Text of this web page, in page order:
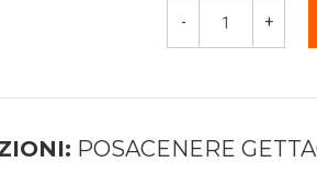
- +
POSACENERE